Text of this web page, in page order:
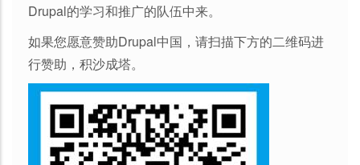
Drupal的学习和推广的队伍中来。
如果您愿意赞助Drupal中国，请扫描下方的二维码进
行赞助，积沙成塔。